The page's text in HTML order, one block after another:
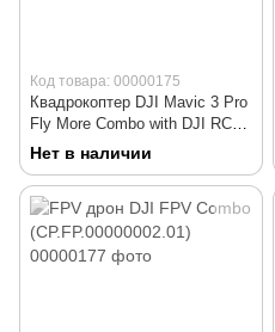
Код товара: 00000175
Квадрокоптер DJI Mavic 3 Pro
Fly More Combo with DJI RC
(CP.MA.00000660.01)
Нет в наличии